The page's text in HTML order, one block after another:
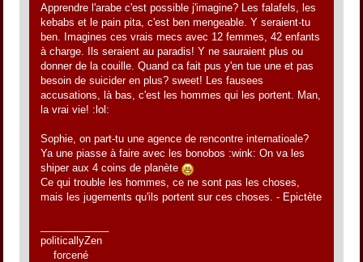
Apprendre l'arabe c'est possible j'imagine? Les falafels, les
kebabs et le pain pita, c'est ben mengeable. Y seraient-tu
ben. Imagines ces vrais mecs avec 12 femmes, 42 enfants
à charge. Ils seraient au paradis! Y ne sauraient plus ou
donner de la couille. Quand ca fait pus y'en tue une et pas
besoin de suicider en plus? sweet! Les fausees
accusations, là bas, c'est les hommes qui les portent. Man,
la vrai vie! :lol:
Sophie, on part-tu une agence de rencontre internatioale?
Ya une piasse à faire avec les bonobos :wink: On va les
shiper aux 4 coins de planète
Ce qui trouble les hommes, ce ne sont pas les choses,
mais les jugements qu'ils portent sur ces choses. - Epictète
politicallyZen
forcené